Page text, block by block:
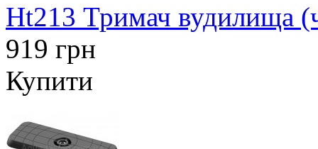
Ht213 Тримач вудилища
919 грн
Купити